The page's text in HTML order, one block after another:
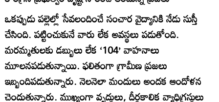
ఒకప్పుడు పల్లెల్లో సేవలందించే సంచార వైద్యానికి నేడు సుస్తీ
చేసింది. పట్టించుకునే వారు లేక అవస్థలు పడుతోంది.
మరమ్మతులకు డబ్బులు లేక ‘104’ వాహనాలు
మూలనపడుతున్నాయి. ఫలితంగా గ్రామీణ ప్రజలు
ఇబ్బందిపడుతున్నారు. నెలనెలా మందులు అందక ఆందోళన
చెందుతున్నారు. ముఖ్యంగా వృద్ధులు, దీర్థకాలిక వ్యాధిగ్రస్థులు